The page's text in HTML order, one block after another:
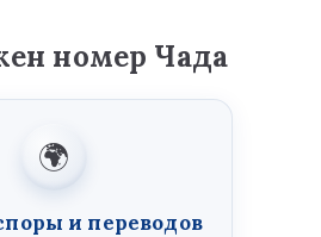
номер Чада
🌍
и переводов